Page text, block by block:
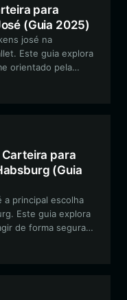
para
(Guia 2025)
josé na
Este guia explora
orientado pela
e interagir
Carteira para
(Guia
a principal escolha
Este guia explora
de forma segura
uma carteira